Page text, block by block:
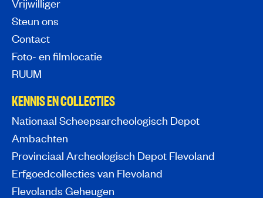
Vrijwilliger
Steun ons
Contact
Foto- en filmlocatie
RUUM
KENNIS EN COLLECTIES
Nationaal Scheepsarcheologisch Depot
Ambachten
Provinciaal Archeologisch Depot Flevoland
Erfgoedcollecties van Flevoland
Flevolands Geheugen